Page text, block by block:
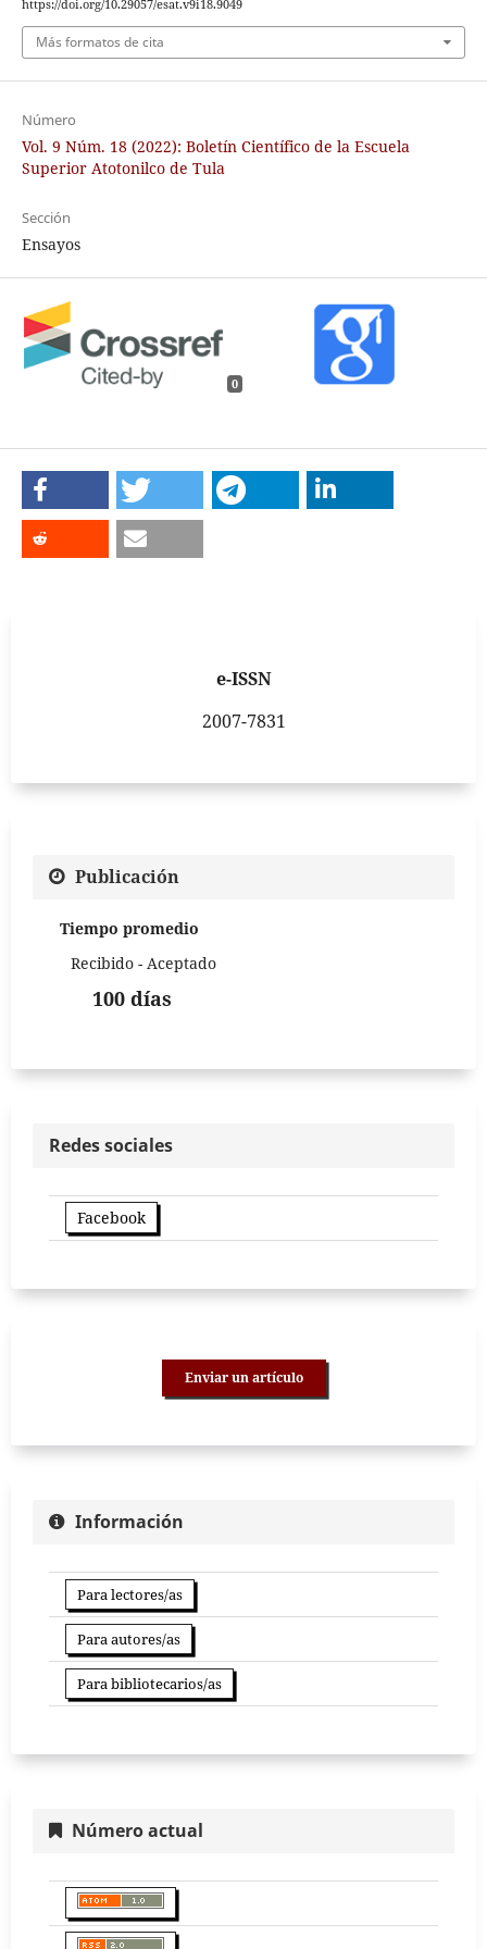
https://doi.org/10.29057/esat.v9i18.9049
Más formatos de cita
Número
Vol. 9 Núm. 18 (2022): Boletín Científico de la Escuela
Superior Atotonilco de Tula
Sección
Ensayos
0
e-ISSN
2007-7831
Publicación
Tiempo promedio
Recibido - Aceptado
100 días
Redes sociales
Facebook
Enviar un artículo
Información
Para lectores/as
Para autores/as
Para bibliotecarios/as
Número actual